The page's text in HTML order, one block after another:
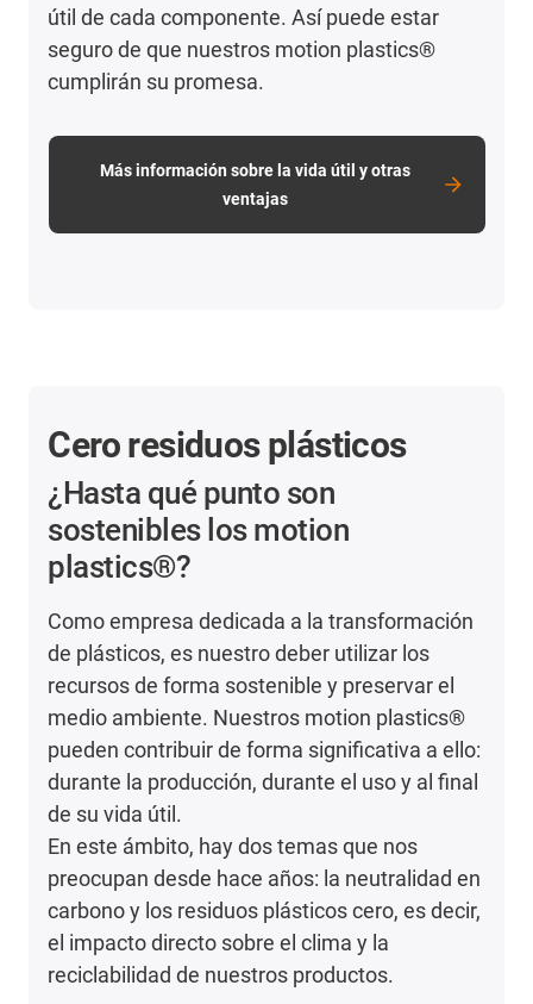
útil de cada componente. Así puede estar
seguro de que nuestros motion plastics®
cumplirán su promesa.
Más información sobre la vida útil y otras
ventajas
Cero residuos plásticos
¿Hasta qué punto son
sostenibles los motion
plastics®?
Como empresa dedicada a la transformación
de plásticos, es nuestro deber utilizar los
recursos de forma sostenible y preservar el
medio ambiente. Nuestros motion plastics®
pueden contribuir de forma significativa a ello:
durante la producción, durante el uso y al final
de su vida útil.
En este ámbito, hay dos temas que nos
preocupan desde hace años: la neutralidad en
carbono y los residuos plásticos cero, es decir,
el impacto directo sobre el clima y la
reciclabilidad de nuestros productos.